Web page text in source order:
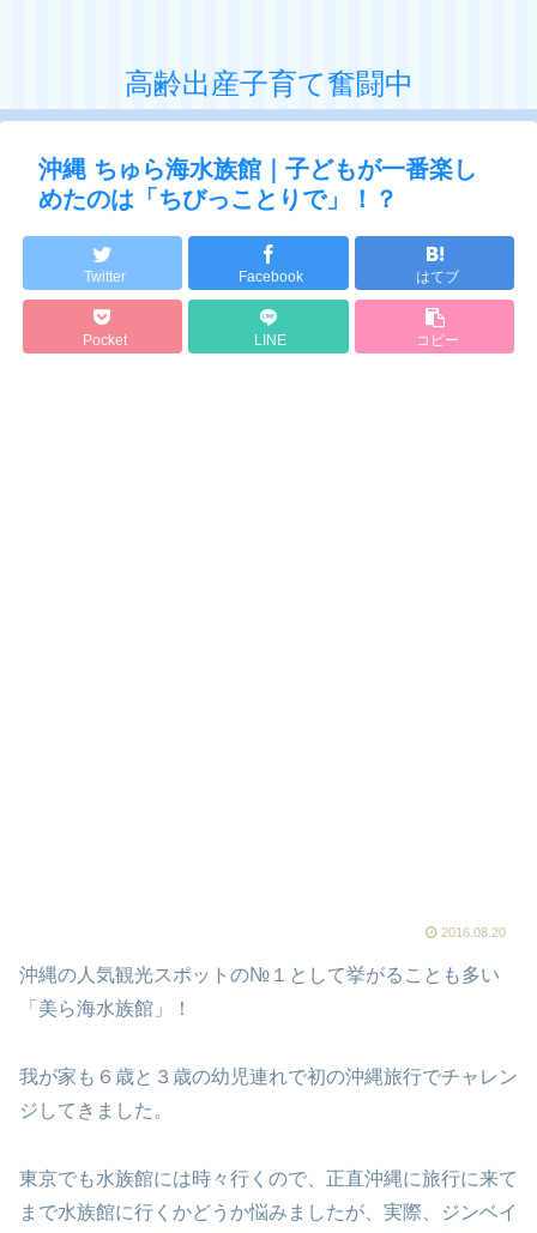
高齢出産子育て奮闘中
沖縄 ちゅら海水族館｜子どもが一番楽し
めたのは「ちびっことりで」！？
Twitter Facebook はてブ
Pocket LINE コピー
2016.08.20
沖縄の人気観光スポットの№１として挙がることも多い
「美ら海水族館」！
我が家も６歳と３歳の幼児連れで初の沖縄旅行でチャレン
ジしてきました。
東京でも水族館には時々行くので、正直沖縄に旅行に来て
まで水族館に行くかどうか悩みましたが、実際、ジンベイ